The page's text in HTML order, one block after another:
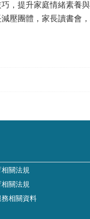
，提升家庭情緒素養與
壓團體，家長讀書會
關法規
關法規
相關資料